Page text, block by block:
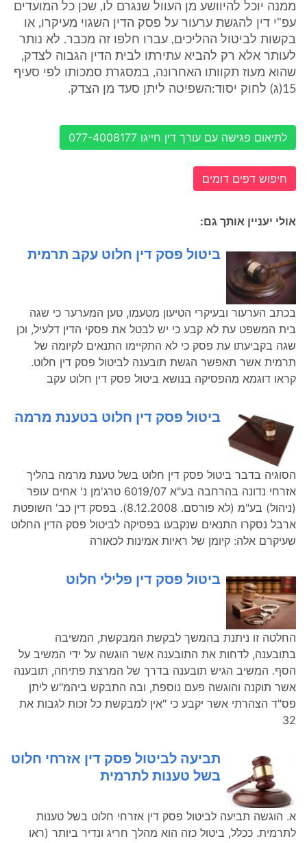
ממנה יוכל להיוושע מן העוול שנגרם לו, שכן כל המועדים
עפ"י דין להגשת ערעור על פסק הדין השגוי מעיקרו, או
בקשות לביטול ההליכים, עברו חלפו זה מכבר. לא נותר
לעותר אלא רק להביא עתירתו לבית הדין הגבוה לצדק,
שהוא מעוז תקוותו האחרונה, במסגרת סמכותו לפי סעיף
15(ג) לחוק יסוד:השפיטה ליתן סעד מן הצדק.
לתיאום פגישה עם עורך דין חייגו 077-4008177
חיפוש דפים דומים
אולי יעניין אותך גם:
ביטול פסק דין חלוט עקב תרמית
בכתב הערעור ובעיקרי הטיעון מטעמו, טען המערער כי שגה
בית המשפט עת לא קבע כי יש לבטל את פסקי הדין דלעיל, וכן
שגה בקביעתו עת פסק כי לא התקיימו התנאים לקיומה של
תרמית אשר תאפשר הגשת תובענה לביטול פסק דין חלוט.
קראו דוגמא מהפסיקה בנושא ביטול פסק דין חלוט עקב
ביטול פסק דין חלוט בטענת מרמה
הסוגיה בדבר ביטול פסק דין חלוט בשל טענת מרמה בהליך
אזרחי נדונה בהרחבה בע"א 6019/07 טרג'מן נ' אחים עופר
(ניהול) בע"מ (לא פורסם. 8.12.2008). בפסק דין כב' השופטת
ארבל נסקרו התנאים שנקבעו בפסיקה לביטול פסק הדין החלוט
שעיקרם אלה: קיומן של ראיות אמינות לכאורה
ביטול פסק דין פלילי חלוט
החלטה זו ניתנת בהמשך לבקשת המבקשת, המשיבה
בתובענה, לדחות את התובענה אשר הוגשה על ידי המשיב על
הסף. המשיב הגיש תובענה בדרך של המרצת פתיחה, תובענה
אשר תוקנה והוגשה פעם נוספת, ובה התבקש ביהמ"ש ליתן
פס"ד הצהרתי אשר יקבע כי "אין למבקשת כל זכות לגבות את
32
תביעה לביטול פסק דין אזרחי חלוט
בשל טענות לתרמית
א. הוגשה תביעה לביטול פסק דין אזרחי חלוט בשל טענות
לתרמית. ככלל, ביטול כזה הוא מהלך חריג ונדיר ביותר (ראו